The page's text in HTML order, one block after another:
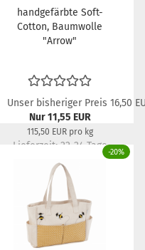
handgefärbte Soft-
Cotton, Baumwolle
"Arrow"
Unser bisheriger Preis 16,50
Nur 11,55 EUR
115,50 EUR pro kg
Lieferzeit: 22-24 Tage
-20%